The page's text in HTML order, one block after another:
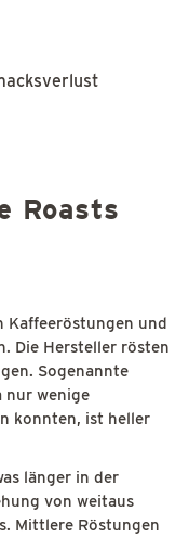
Roasts
Kaffeeröstungen und
Die Hersteller rösten
Sogenannte
nur wenige
konnten, ist heller
länger in der
von weitaus
Mittlere Röstungen